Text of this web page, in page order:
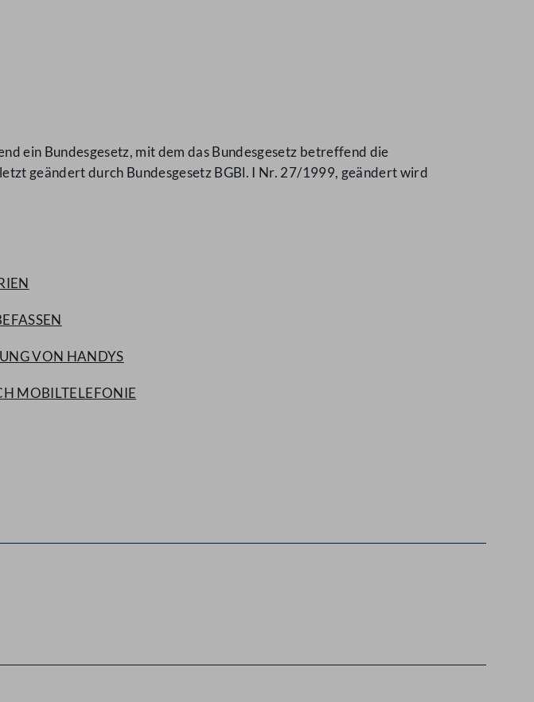
ein Bundesgesetz, mit dem das Bundesgesetz betreffend die
geändert durch Bundesgesetz BGBl. I Nr. 27/1999, geändert wird
VON HANDYS
MOBILTELEFONIE